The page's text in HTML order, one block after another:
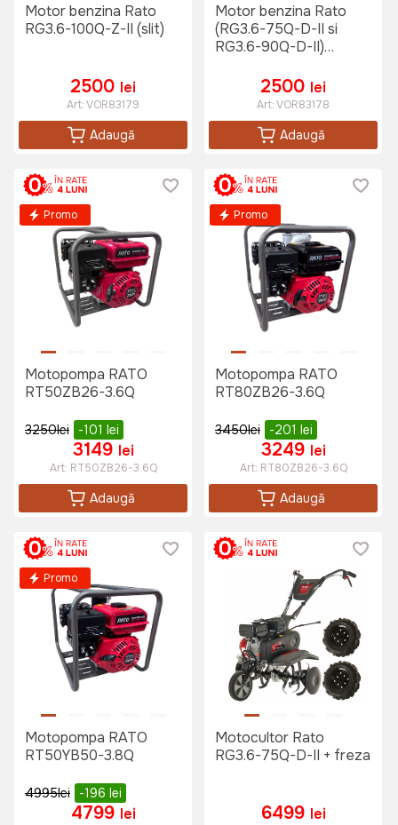
Motor benzina Rato
RG3.6-100Q-Z-II (slit)
2500 lei
Art:VOR83179
Adaugă
Motor benzina Rato
(RG3.6-75Q-D-II si
RG3.6-90Q-D-II)
2500 lei
Art:VOR83178
Adaugă
Promo
Motopompa RATO
RT50ZB26-3.6Q
3250lei -101 lei
3149 lei
Art: RT50ZB26-3.6Q
Adaugă
Promo
Motopompa RATO
RT80ZB26-3.6Q
3450lei -201 lei
3249 lei
Art: RT80ZB26-3.6Q
Adaugă
Promo
Motopompa RATO
RT50YB50-3.8Q
4995lei -196 lei
4799 lei
Motocultor Rato
RG3.6-75Q-D-II + freza
6499 lei